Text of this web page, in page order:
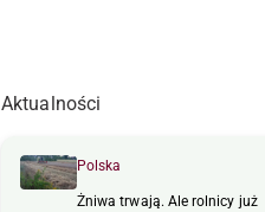
Aktualności
Polska
Żniwa trwają. Ale rolnicy już